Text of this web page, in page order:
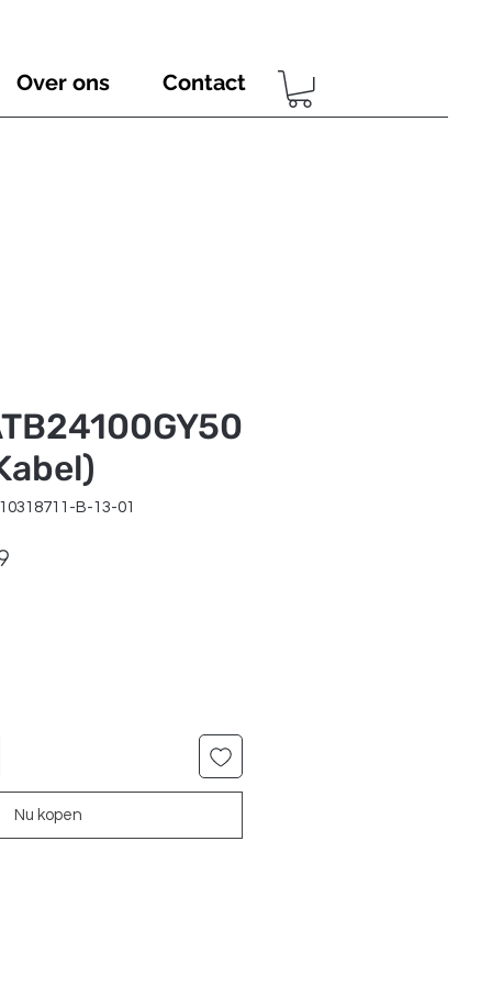
Over ons Contact
B-13-01
Nu kopen